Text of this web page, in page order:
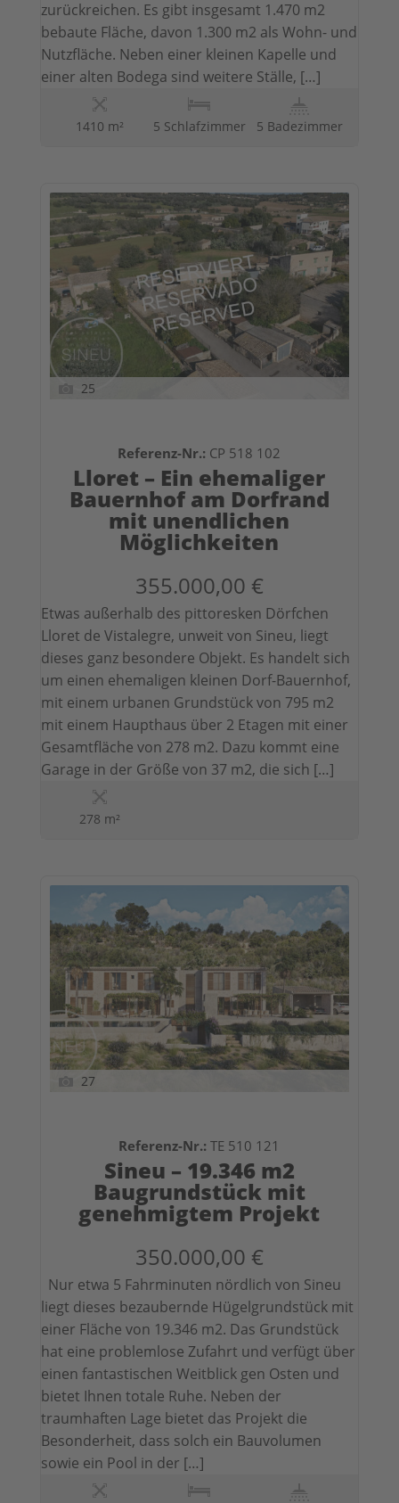
zurückreichen. Es gibt insgesamt 1.470 m2
bebaute Fläche, davon 1.300 m2 als Wohn- und
Nutzfläche. Neben einer kleinen Kapelle und
einer alten Bodega sind weitere Ställe, […]
1410 m² 5 Schlafzimmer 5 Badezimmer
25
Referenz-Nr.: CP 518 102
Lloret – Ein ehemaliger
Bauernhof am Dorfrand
mit unendlichen
Möglichkeiten
355.000,00 €
Etwas außerhalb des pittoresken Dörfchen
Lloret de Vistalegre, unweit von Sineu, liegt
dieses ganz besondere Objekt. Es handelt sich
um einen ehemaligen kleinen Dorf-Bauernhof,
mit einem urbanen Grundstück von 795 m2
mit einem Haupthaus über 2 Etagen mit einer
Gesamtfläche von 278 m2. Dazu kommt eine
Garage in der Größe von 37 m2, die sich […]
278 m²
27
Referenz-Nr.: TE 510 121
Sineu – 19.346 m2
Baugrundstück mit
genehmigtem Projekt
350.000,00 €
Nur etwa 5 Fahrminuten nördlich von Sineu
liegt dieses bezaubernde Hügelgrundstück mit
einer Fläche von 19.346 m2. Das Grundstück
hat eine problemlose Zufahrt und verfügt über
einen fantastischen Weitblick gen Osten und
bietet Ihnen totale Ruhe. Neben der
traumhaften Lage bietet das Projekt die
Besonderheit, dass solch ein Bauvolumen
sowie ein Pool in der […]